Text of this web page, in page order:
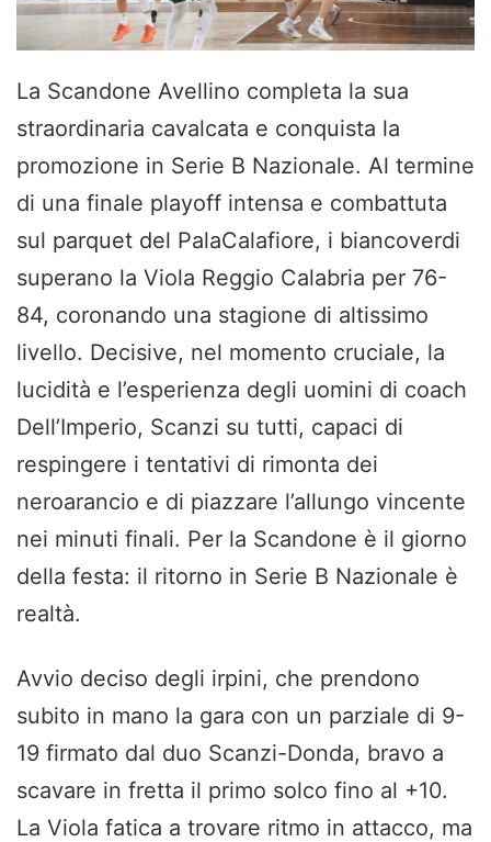
La Scandone Avellino completa la sua
straordinaria cavalcata e conquista la
promozione in Serie B Nazionale. Al termine
di una finale playoff intensa e combattuta
sul parquet del PalaCalafiore, i biancoverdi
superano la Viola Reggio Calabria per 76-
84, coronando una stagione di altissimo
livello. Decisive, nel momento cruciale, la
lucidità e l’esperienza degli uomini di coach
Dell’Imperio, Scanzi su tutti, capaci di
respingere i tentativi di rimonta dei
neroarancio e di piazzare l’allungo vincente
nei minuti finali. Per la Scandone è il giorno
della festa: il ritorno in Serie B Nazionale è
realtà.
Avvio deciso degli irpini, che prendono
subito in mano la gara con un parziale di 9-
19 firmato dal duo Scanzi-Donda, bravo a
scavare in fretta il primo solco fino al +10.
La Viola fatica a trovare ritmo in attacco, ma